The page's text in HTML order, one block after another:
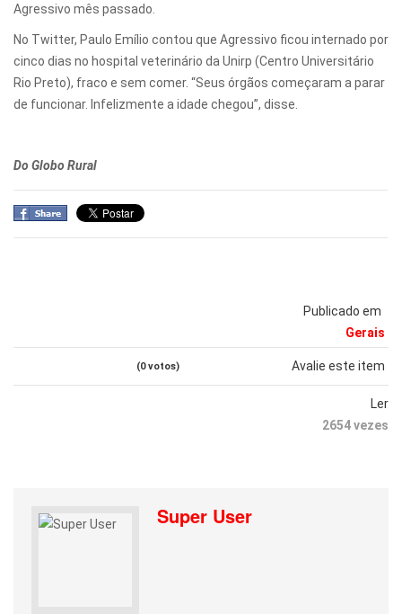
Publicado em
Gerais
Avalie este item
(0 votos)
Ler
2654 vezes
Agressivo mês passado.
No Twitter, Paulo Emílio contou que Agressivo ficou internado por
cinco dias no hospital veterinário da Unirp (Centro Universitário
Rio Preto), fraco e sem comer. “Seus órgãos começaram a parar
de funcionar. Infelizmente a idade chegou”, disse.
Do Globo Rural
Super User